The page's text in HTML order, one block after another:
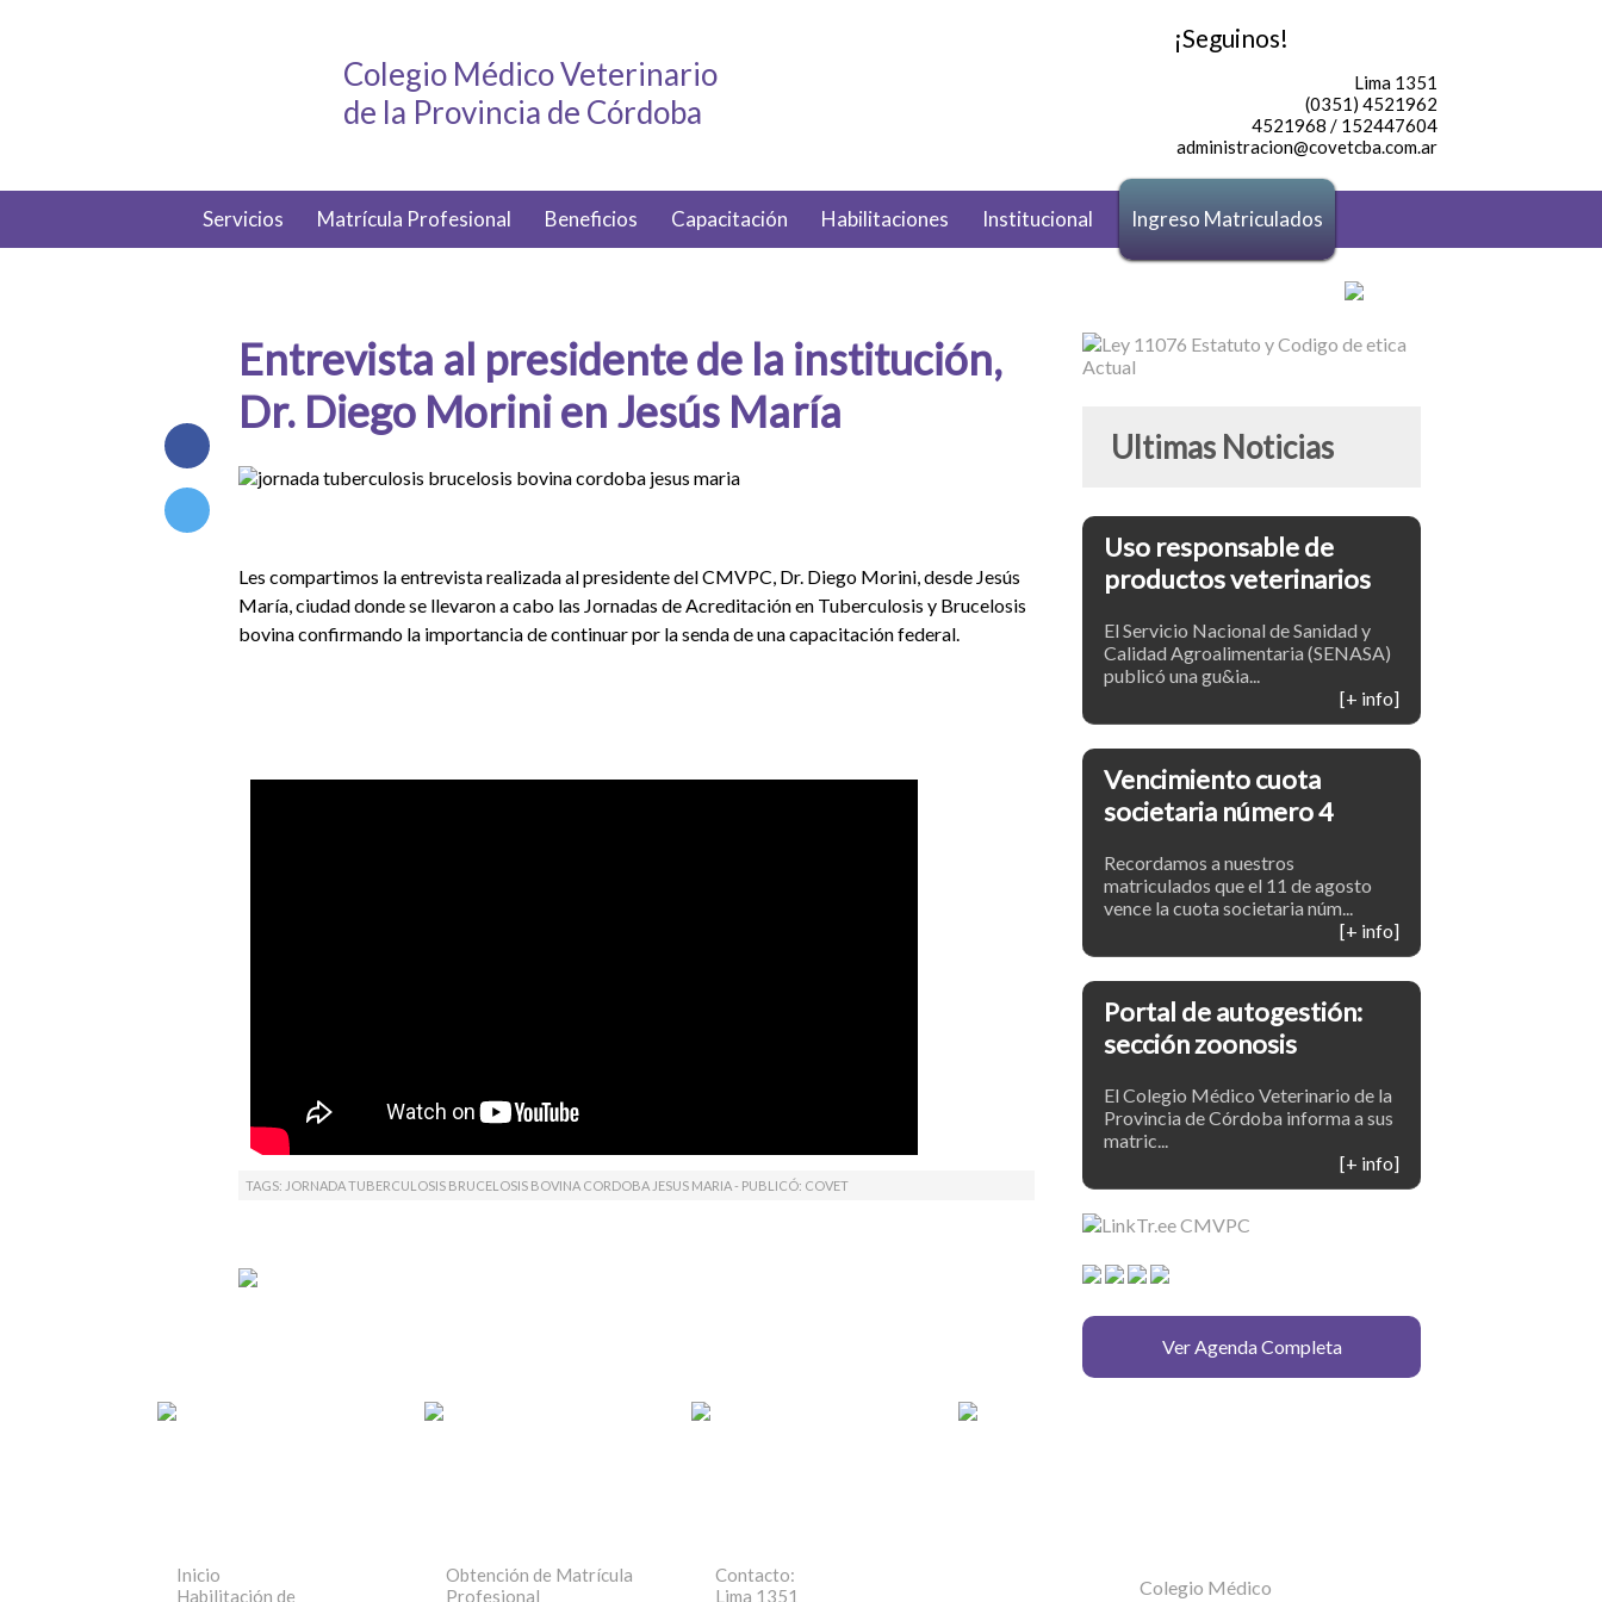
Colegio Médico Veterinario
de la Provincia de Córdoba
¡Seguinos!
Lima 1351
(0351) 4521962
4521968 / 152447604
administracion@covetcba.com.ar
Servicios Matrícula Profesional Beneficios Capacitación Habilitaciones Institucional Ingreso Matriculados
Entrevista al presidente de la institución,
Dr. Diego Morini en Jesús María
Les compartimos la entrevista realizada al presidente del CMVPC, Dr. Diego Morini, desde Jesús
María, ciudad donde se llevaron a cabo las Jornadas de Acreditación en Tuberculosis y Brucelosis
bovina confirmando la importancia de continuar por la senda de una capacitación federal.
TAGS: JORNADA TUBERCULOSIS BRUCELOSIS BOVINA CORDOBA JESUS MARIA - PUBLICÓ: COVET
Ultimas Noticias
Uso responsable de
productos veterinarios
El Servicio Nacional de Sanidad y
Calidad Agroalimentaria (SENASA)
publicó una gu&ia...
[+ info]
Vencimiento cuota
societaria número 4
Recordamos a nuestros
matriculados que el 11 de agosto
vence la cuota societaria núm...
[+ info]
Portal de autogestión:
sección zoonosis
El Colegio Médico Veterinario de la
Provincia de Córdoba informa a sus
matric...
[+ info]
Ver Agenda Completa
Inicio
Habilitación de
Obtención de Matrícula
Profesional
Contacto:
Lima 1351
Colegio Médico